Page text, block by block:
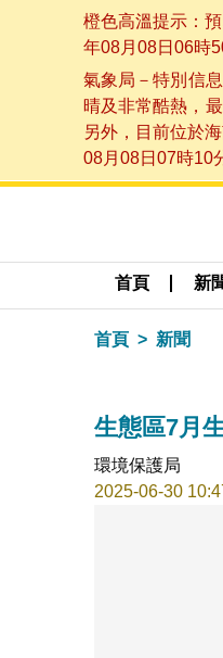
橙色高溫提示：
年08月08日06時
氣象局－特別信
晴及非常酷熱，
另外，目前位於
08月08日07時10
首頁 新
首頁 新聞
生態區7月
環境保護局
2025-06-30